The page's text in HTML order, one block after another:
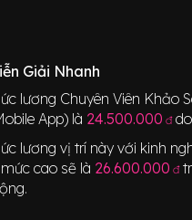
Giải Nhanh
lương Chuyên Viên Khảo
App) là 24.500.000 đdo
lương vị trí này với kinh
cao sẽ là 26.600.000 đ
.